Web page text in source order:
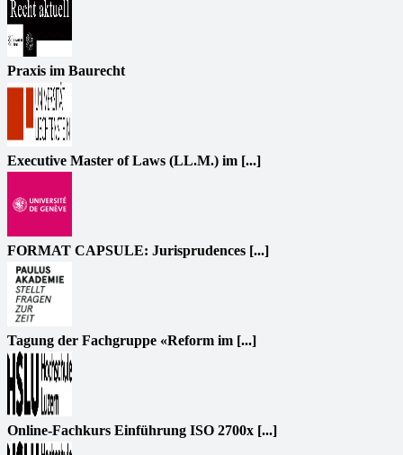
Praxis im Baurecht
Executive Master of Laws (LL.M.) im [...]
FORMAT CAPSULE: Jurisprudences [...]
Tagung der Fachgruppe «Reform im [...]
Online-Fachkurs Einführung ISO 2700x [...]